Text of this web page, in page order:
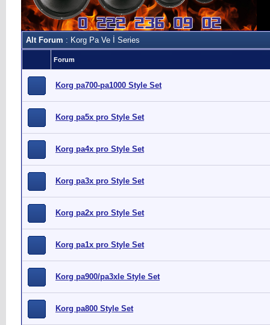
Alt Forum : Korg Pa Ve İ Series
Forum
Korg pa700-pa1000 Style Set
Korg pa5x pro Style Set
Korg pa4x pro Style Set
Korg pa3x pro Style Set
Korg pa2x pro Style Set
Korg pa1x pro Style Set
Korg pa900/pa3xle Style Set
Korg pa800 Style Set